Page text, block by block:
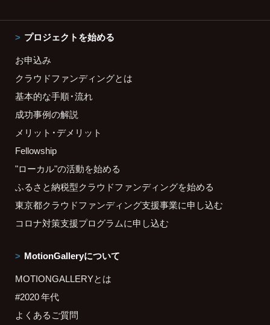
プロジェクトを始める
お申込み
クラウドファンディングとは
基本的な手順・流れ
成功事例の解説
メリット・デメリット
Fellowship
"ローカル"の活動を始める
ふるさと納税型クラウドファンディングを始める
東京都クラウドファンディング支援事業に申し込む
コロナ対策支援プログラムに申し込む
MotionGalleryについて
MOTIONGALLERYとは
#2020 年代
よくあるご質問